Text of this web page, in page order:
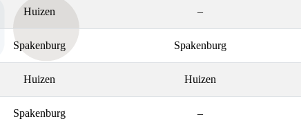
Huizen –
Spakenburg Spakenburg
Huizen Huizen
Spakenburg –